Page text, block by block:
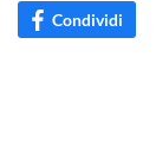
Condividi